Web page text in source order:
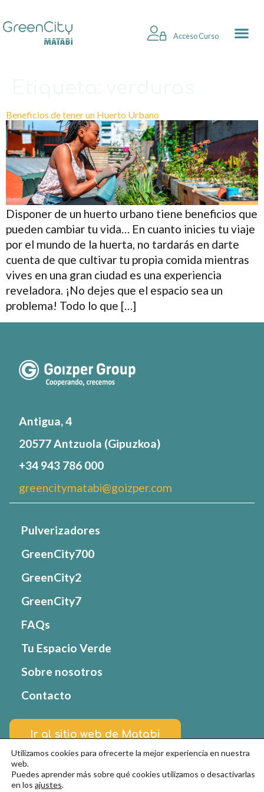
Acceso Curso
Beneficios de tener un Huerto Urbano
Disponer de un huerto urbano tiene beneficios que
pueden cambiar tu vida… En cuanto inicies tu viaje
por el mundo de la huerta, no tardarás en darte
cuenta de que cultivar tu propia comida mientras
vives en una gran ciudad es una experiencia
reveladora. ¡No dejes que el espacio sea un
problema! Todo lo que […]
Antigua, 4
20577 Antzuola (Gipuzkoa)
+34 943 786 000
greencitymatabi@goizper.com
Pulverizadores
GreenCity700
GreenCity2
GreenCity7
FAQs
Tu Espacio Verde
Sobre nosotros
Contacto
Ir al sitio web de Matabi
© Goizper Group 2022. Todos los derechos
Utilizamos cookies para ofrecerte la mejor experiencia en nuestra
web.
Puedes aprender más sobre qué cookies utilizamos o desactivarlas
en los ajustes.